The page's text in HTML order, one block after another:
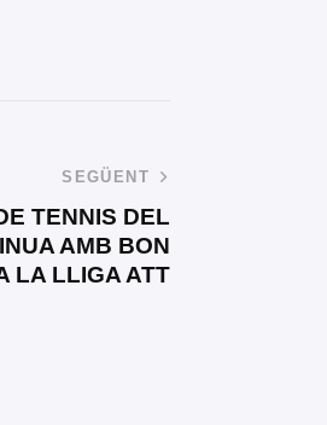
SEGÜENT
TENNIS DEL
AMB BON
LA LLIGA ATT